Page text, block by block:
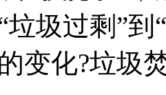
垃圾过剩”
变化?垃圾